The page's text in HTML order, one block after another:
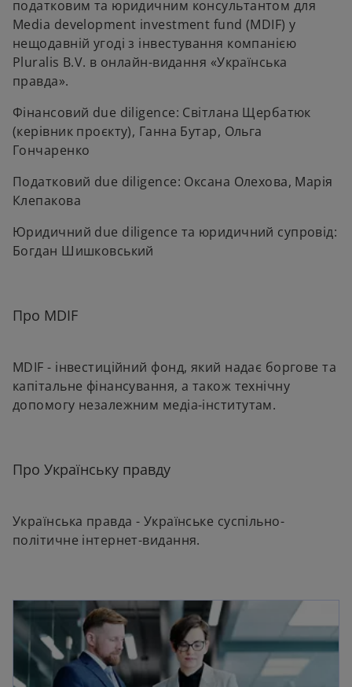
b b
податковим та юридичним консультантом для
Media development investment fund (MDIF) у
нещодавній угоді з інвестування компанією
Pluralis B.V. в онлайн-видання «Українська
правда».
Фінансовий due diligence: Світлана Щербатюк
(керівник проєкту), Ганна Бутар, Ольга
Гончаренко
Податковий due diligence: Оксана Олехова, Марія
Клепакова
Юридичний due diligence та юридичний супровід:
Богдан Шишковський
Про MDIF
MDIF - інвестиційний фонд, який надає боргове та
капітальне фінансування, а також технічну
допомогу незалежним медіа-інститутам.
Про Українську правду
Українська правда - Українське суспільно-
політичне інтернет-видання.